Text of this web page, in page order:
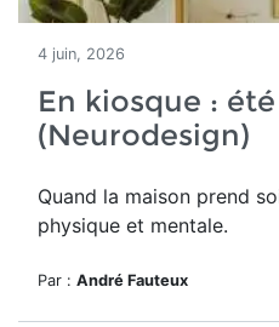
4 juin, 2026
En kiosque :
(Neurodesign)
Quand la maison prend
physique et mentale.
Par : André Fauteux